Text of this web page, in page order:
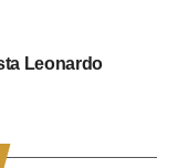
Leonardo